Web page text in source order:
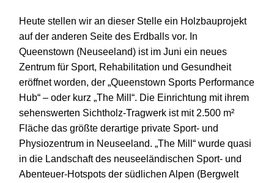
Heute stellen wir an dieser Stelle ein Holzbauprojekt
auf der anderen Seite des Erdballs vor. In
Queenstown (Neuseeland) ist im Juni ein neues
Zentrum für Sport, Rehabilitation und Gesundheit
eröffnet worden, der „Queenstown Sports Performance
Hub“ – oder kurz „The Mill“. Die Einrichtung mit ihrem
sehenswerten Sichtholz-Tragwerk ist mit 2.500 m²
Fläche das größte derartige private Sport- und
Physiozentrum in Neuseeland. „The Mill“ wurde quasi
in die Landschaft des neuseeländischen Sport- und
Abenteuer-Hotspots der südlichen Alpen (Bergwelt